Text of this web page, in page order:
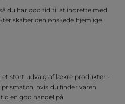
du har god tid til at indrette med
skaber den ønskede hjemlige
et stort udvalg af lækre produkter -
hvis du finder varen
en god handel på